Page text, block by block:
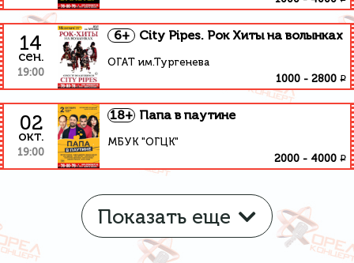
14
сен.
19:00
6+ City Pipes. Рок Хиты на волынках
ОГАТ им.Тургенева
1000 - 2800 ₽
02
окт.
19:00
18+ Папа в паутине
МБУК "ОГЦК"
2000 - 4000 ₽
Показать еще